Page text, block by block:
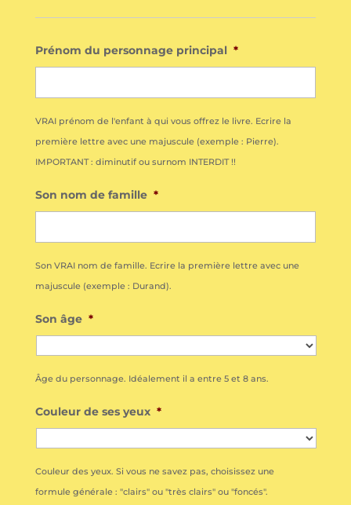
Prénom du personnage principal *
VRAI prénom de l'enfant à qui vous offrez le livre. Ecrire la
première lettre avec une majuscule (exemple : Pierre).
IMPORTANT : diminutif ou surnom INTERDIT !!
Son nom de famille *
Son VRAI nom de famille. Ecrire la première lettre avec une
majuscule (exemple : Durand).
Son âge *
Âge du personnage. Idéalement il a entre 5 et 8 ans.
Couleur de ses yeux *
Couleur des yeux. Si vous ne savez pas, choisissez une
formule générale : "clairs" ou "très clairs" ou "foncés".